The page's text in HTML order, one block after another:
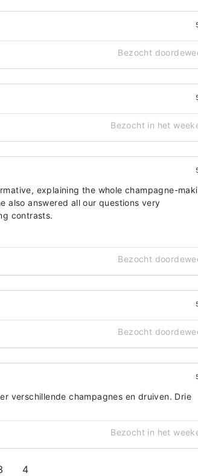
Bezocht
Bezocht in het
explaining the whole champagne-
also answered all our questions very
contrasts.
Bezocht
Bezocht
verschillende champagnes en druiven. Drie
Bezocht in het
4